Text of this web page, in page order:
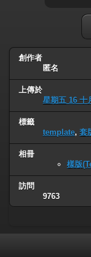
創作者
匿名
上傳於
星期五 16 十
標籤
template, 套
相冊
樣版
訪問
9763